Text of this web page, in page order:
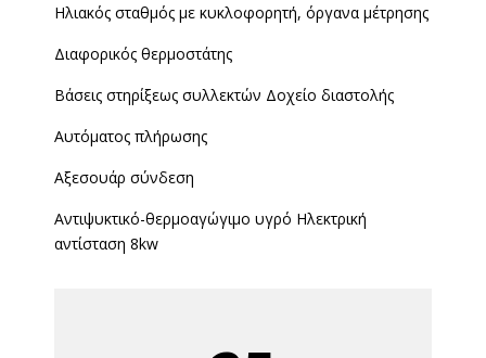
Ηλιακός σταθμός με κυκλοφορητή, όργανα μέτρησης
Διαφορικός θερμοστάτης
Βάσεις στηρίξεως συλλεκτών Δοχείο διαστολής
Αυτόματος πλήρωσης
Αξεσουάρ σύνδεση
Αντιψυκτικό-θερμοαγώγιμο υγρό Ηλεκτρική
αντίσταση 8kw